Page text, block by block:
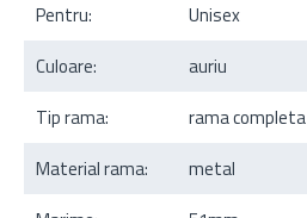
Pentru:
Unisex
Culoare:
auriu
Tip rama:
rama completa
Material rama:
metal